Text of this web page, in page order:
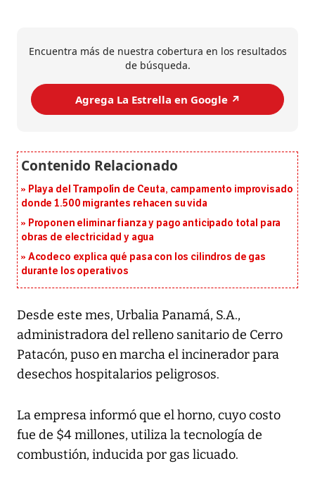
Encuentra más de nuestra cobertura en los resultados
de búsqueda.
Agrega La Estrella en Google ↗️
Playa del Trampolín de Ceuta, campamento improvisado
donde 1.500 migrantes rehacen su vida
Proponen eliminar fianza y pago anticipado total para
obras de electricidad y agua
Acodeco explica qué pasa con los cilindros de gas
durante los operativos
Desde este mes, Urbalia Panamá, S.A.,
administradora del relleno sanitario de Cerro
Patacón, puso en marcha el incinerador para
desechos hospitalarios peligrosos.
La empresa informó que el horno, cuyo costo
fue de $4 millones, utiliza la tecnología de
combustión, inducida por gas licuado.